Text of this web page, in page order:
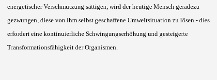
energetischer Verschmutzung sättigen, wird der heutige Mensch geradezu
gezwungen, diese von ihm selbst geschaffene Umweltsituation zu lösen - dies
erfordert eine kontinuierliche Schwingungserhöhung und gesteigerte
Transformationsfähigkeit der Organismen.